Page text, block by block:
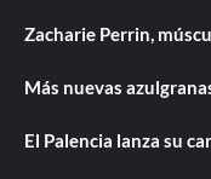
Zacharie Perrin,
Más nuevas
El Palencia lanza su